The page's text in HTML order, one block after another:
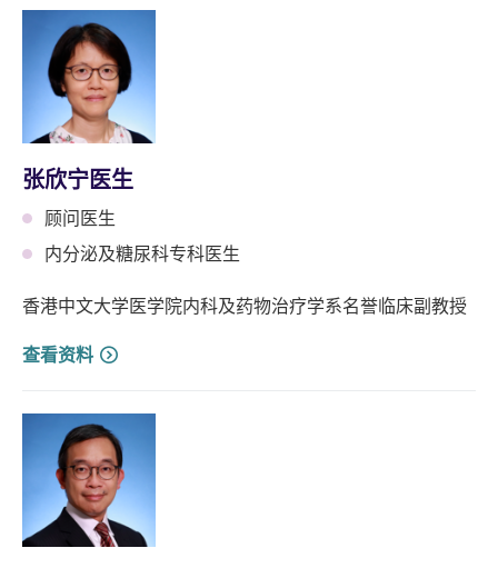
张欣宁医生
顾问医生
内分泌及糖尿科专科医生
香港中文大学医学院内科及药物治疗学系名誉临床副教授
查看资料